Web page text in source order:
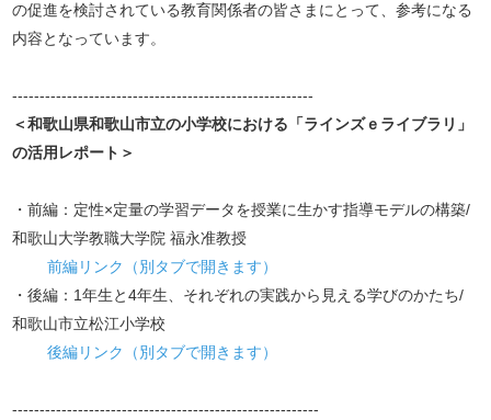
の促進を検討されている教育関係者の皆さまにとって、参考になる
内容となっています。
-------------------------------------------------------
＜和歌山県和歌山市立の小学校における「ラインズｅライブラリ」
の活用レポート＞
・前編：定性×定量の学習データを授業に生かす指導モデルの構築/
和歌山大学教職大学院 福永准教授
前編リンク（別タブで開きます）
・後編：1年生と4年生、それぞれの実践から見える学びのかたち/
和歌山市立松江小学校
後編リンク（別タブで開きます）
--------------------------------------------------------